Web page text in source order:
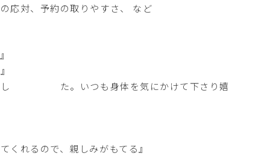
応対、予約の取りやすさ、 など
きまし た。いつも身体を気にかけて下さり嬉
くれるので、親しみがもてる』